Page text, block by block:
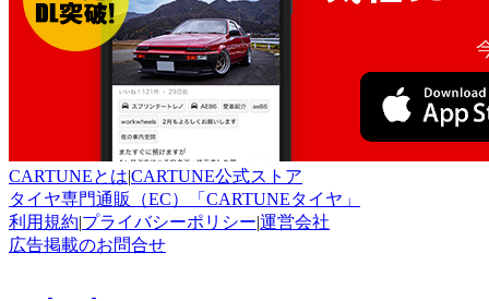
CARTUNEとは|CARTUNE公式ストア
タイヤ専門通販（EC）「CARTUNEタイヤ」
利用規約|プライバシーポリシー|運営会社
広告掲載のお問合せ